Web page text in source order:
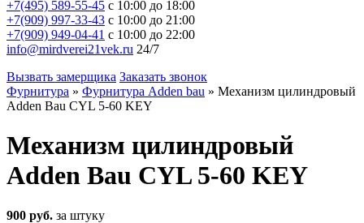
+7(495) 589-55-45 с 10:00 до 18:00
+7(909) 997-33-43 с 10:00 до 21:00
+7(909) 949-04-41 с 10:00 до 22:00
info@mirdverei21vek.ru 24/7
Вызвать замерщика Заказать звонок
Фурнитура » Фурнитура Adden bau » Механизм цилиндровый
Adden Bau CYL 5-60 KEY
Механизм цилиндровый
Adden Bau CYL 5-60 KEY
900 руб. за штуку